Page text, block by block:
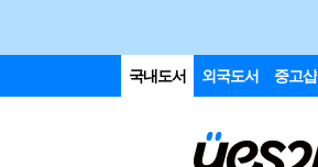
국내도서 외국도서 중고샵